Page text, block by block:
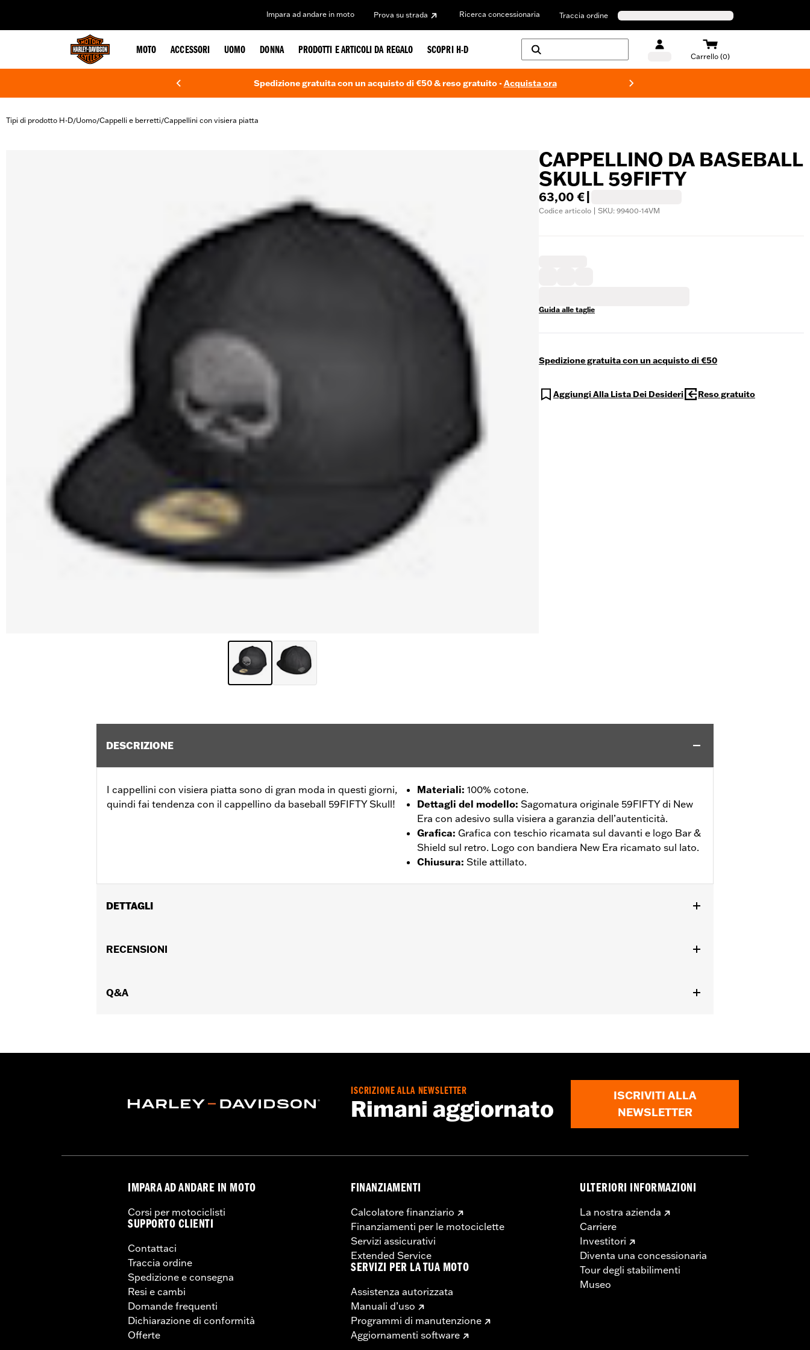
Impara ad andare in moto Prova su strada Ricerca concessionaria Traccia ordine
MOTO ACCESSORI UOMO DONNA PRODOTTI E ARTICOLI DA REGALO SCOPRI H-D
Carrello (0)
Spedizione gratuita con un acquisto di €50 & reso gratuito -Acquista ora
Tipi di prodotto H-D/Uomo/Cappelli e berretti/Cappellini con visiera piatta
CAPPELLINO DA BASEBALL
SKULL 59FIFTY
63,00 €
Codice articolo | SKU: 99400-14VM
Guida alle taglie
Spedizione gratuita con un acquisto di €50
Aggiungi Alla Lista Dei Desideri Reso gratuito
DESCRIZIONE
I cappellini con visiera piatta sono di gran moda in questi giorni,
quindi fai tendenza con il cappellino da baseball 59FIFTY Skull!
Materiali: 100% cotone.
Dettagli del modello: Sagomatura originale 59FIFTY di New
Era con adesivo sulla visiera a garanzia dell’autenticità.
Grafica: Grafica con teschio ricamata sul davanti e logo Bar &
Shield sul retro. Logo con bandiera New Era ricamato sul lato.
Chiusura: Stile attillato.
DETTAGLI
Collezione:Willie G Skull
RECENSIONI
Q&A
ISCRIZIONE ALLA NEWSLETTER
Rimani aggiornato
ISCRIVITI ALLA
NEWSLETTER
IMPARA AD ANDARE IN MOTO
Corsi per motociclisti
SUPPORTO CLIENTI
Contattaci
Traccia ordine
Spedizione e consegna
Resi e cambi
Domande frequenti
Dichiarazione di conformità
Offerte
FINANZIAMENTI
Calcolatore finanziario
Finanziamenti per le motociclette
Servizi assicurativi
Extended Service
SERVIZI PER LA TUA MOTO
Assistenza autorizzata
Manuali d’uso
Programmi di manutenzione
Aggiornamenti software
ULTERIORI INFORMAZIONI
La nostra azienda
Carriere
Investitori
Diventa una concessionaria
Tour degli stabilimenti
Museo